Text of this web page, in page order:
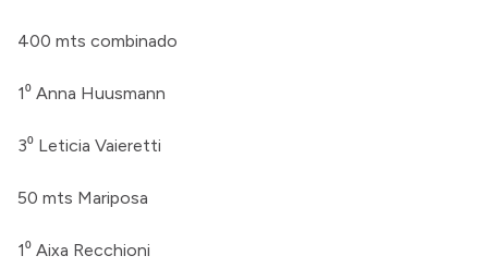
400 mts combinado
1⁰ Anna Huusmann
3⁰ Leticia Vaieretti
50 mts Mariposa
1⁰ Aixa Recchioni